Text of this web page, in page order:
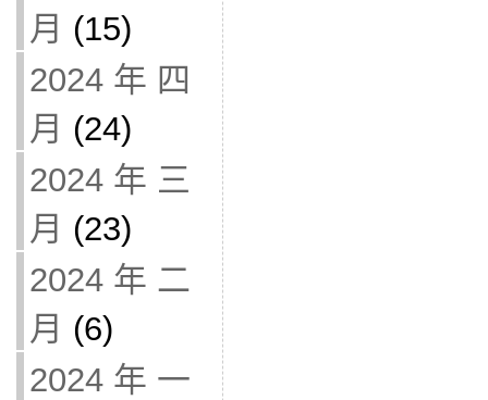
月 (15)
2024 年 四
月 (24)
2024 年 三
月 (23)
2024 年 二
月 (6)
2024 年 一